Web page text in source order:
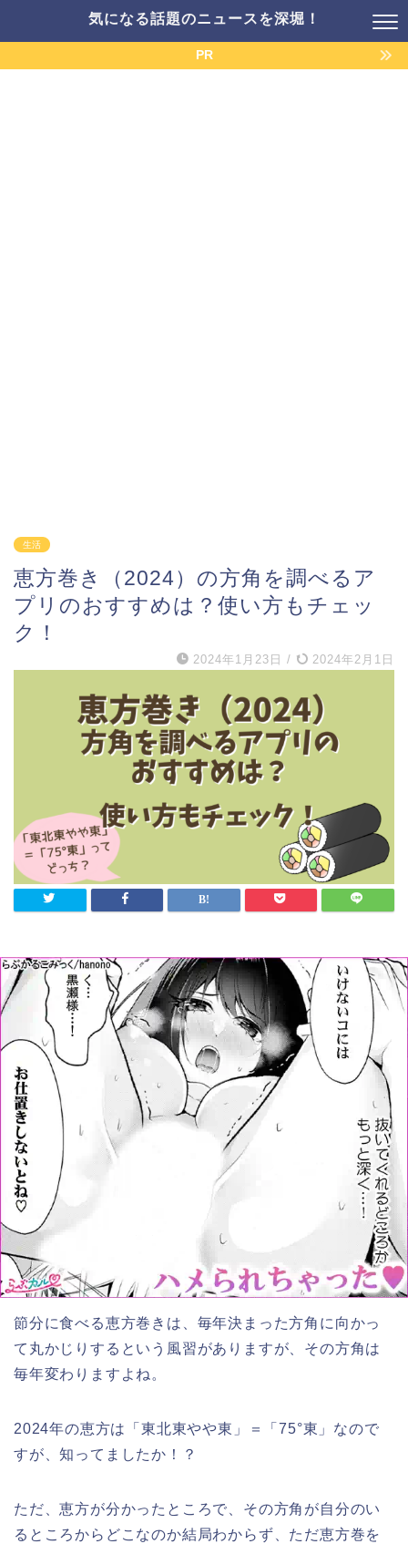
気になる話題のニュースを深堀！
PR
生活
恵方巻き（2024）の方角を調べるア
プリのおすすめは？使い方もチェッ
ク！
2024年1月23日 / 2024年2月1日
節分に食べる恵方巻きは、毎年決まった方角に向かっ
て丸かじりするという風習がありますが、その方角は
毎年変わりますよね。
2024年の恵方は「東北東やや東」＝「75°東」なので
すが、知ってましたか！？
ただ、恵方が分かったところで、その方角が自分のい
るところからどこなのか結局わからず、ただ恵方巻を